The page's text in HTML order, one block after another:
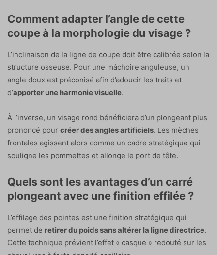
Comment adapter l’angle de cette
coupe à la morphologie du visage ?
L’inclinaison de la ligne de coupe doit être calibrée selon la
structure osseuse. Pour une mâchoire anguleuse, un
angle doux est préconisé afin d’adoucir les traits et
d’apporter une harmonie visuelle.
À l’inverse, un visage rond bénéficiera d’un plongeant plus
prononcé pour créer des angles artificiels. Les mèches
frontales agissent alors comme un cadre stratégique qui
souligne les pommettes et allonge le port de tête.
Quels sont les avantages d’un carré
plongeant avec une finition effilée ?
L’effilage des pointes est une finition stratégique qui
permet de retirer du poids sans altérer la ligne directrice.
Cette technique prévient l’effet « casque » redouté sur les